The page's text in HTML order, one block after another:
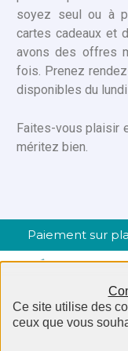
soyez seul ou à
cartes cadeaux et
avons des offres
fois. Prenez
disponibles du
Faites-vous plaisir
méritez bien.
Paiement sur
06 62 19 63 74
Ce site utilise des
ceux que vous